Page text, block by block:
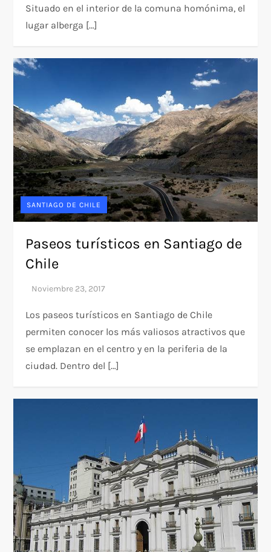
Situado en el interior de la comuna homónima, el
lugar alberga […]
SANTIAGO DE CHILE
Paseos turísticos en Santiago de
Chile
Los paseos turísticos en Santiago de Chile
permiten conocer los más valiosos atractivos que
se emplazan en el centro y en la periferia de la
ciudad. Dentro del […]